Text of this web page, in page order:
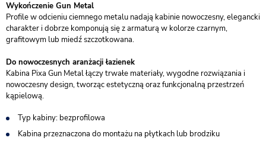
Wykończenie Gun Metal
Profile w odcieniu ciemnego metalu nadają kabinie nowoczesny, elegancki
charakter i dobrze komponują się z armaturą w kolorze czarnym,
grafitowym lub miedź szczotkowana.
Do nowoczesnych aranżacji łazienek
Kabina Pixa Gun Metal łączy trwałe materiały, wygodne rozwiązania i
nowoczesny design, tworząc estetyczną oraz funkcjonalną przestrzeń
kąpielową.
Typ kabiny: bezprofilowa
Kabina przeznaczona do montażu na płytkach lub brodziku